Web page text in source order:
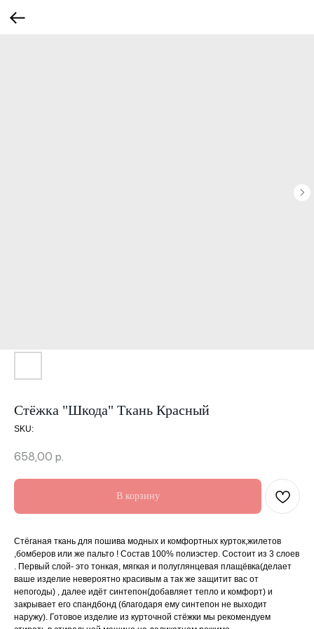
Стёжка "Шкода" Ткань Красный
SKU:
658,00 р.
В корзину
Стёганая ткань для пошива модных и комфортных курток,жилетов
,бомберов или же пальто ! Состав 100% полиэстер. Состоит из 3 слоев
. Первый слой- это тонкая, мягкая и полуглянцевая плащёвка(делает
ваше изделие невероятно красивым а так же защитит вас от
непогоды) , далее идёт синтепон(добавляет тепло и комфорт) и
закрывает его спандбонд (благодаря ему синтепон не выходит
наружу). Готовое изделие из курточной стёжки мы рекомендуем